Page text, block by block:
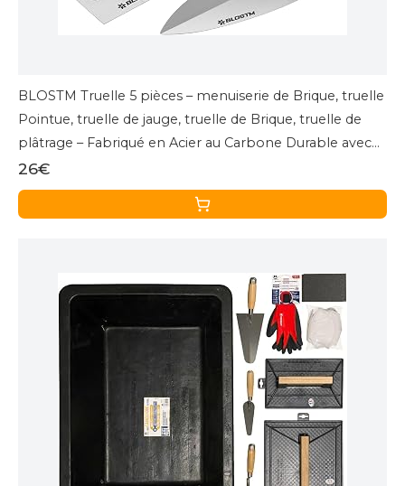
BLOSTM Truelle 5 pièces – menuiserie de Brique, truelle
Pointue, truelle de jauge, truelle de Brique, truelle de
plâtrage – Fabriqué en Acier au Carbone Durable avec
poignées Souples
26€